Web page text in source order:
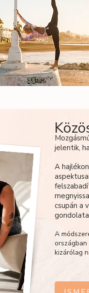
jelentik,
A
csupán a
A
kizárólag